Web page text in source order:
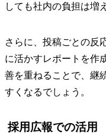
しても社内の負担は増
さらに、投稿ごとの反
に活かすレポートを作
善を重ねることで、継
すくなるでしょう。
採用広報での活用